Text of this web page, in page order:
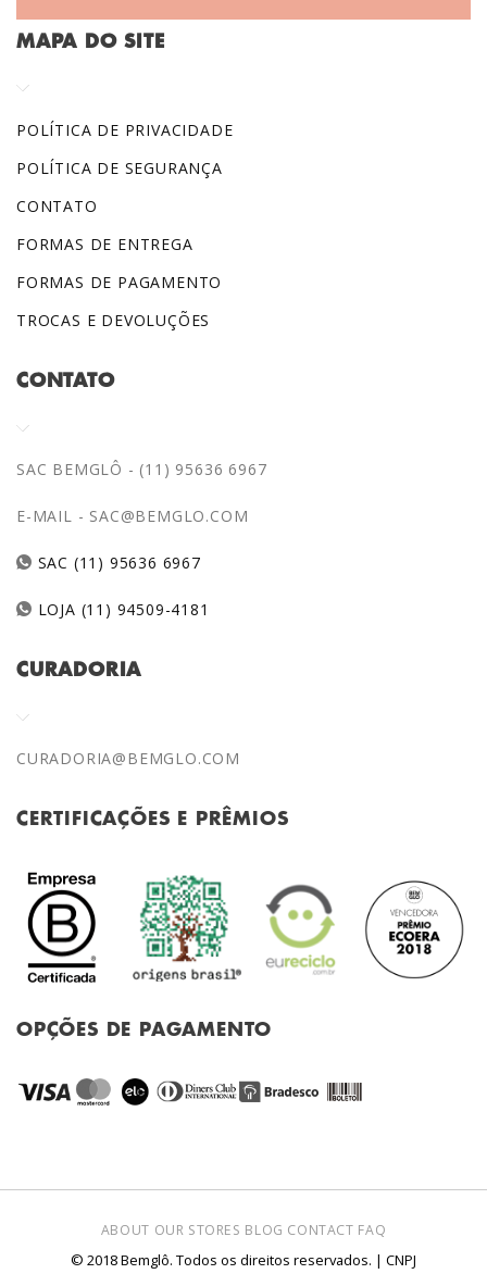
MAPA DO SITE
POLÍTICA DE PRIVACIDADE
POLÍTICA DE SEGURANÇA
CONTATO
FORMAS DE ENTREGA
FORMAS DE PAGAMENTO
TROCAS E DEVOLUÇÕES
CONTATO
SAC BEMGLÔ - (11) 95636 6967
E-MAIL - SAC@BEMGLO.COM
SAC (11) 95636 6967
LOJA (11) 94509-4181
CURADORIA
CURADORIA@BEMGLO.COM
CERTIFICAÇÕES E PRÊMIOS
OPÇÕES DE PAGAMENTO
ABOUT OUR STORES BLOG CONTACT FAQ
© 2018 Bemglô. Todos os direitos reservados. | CNPJ